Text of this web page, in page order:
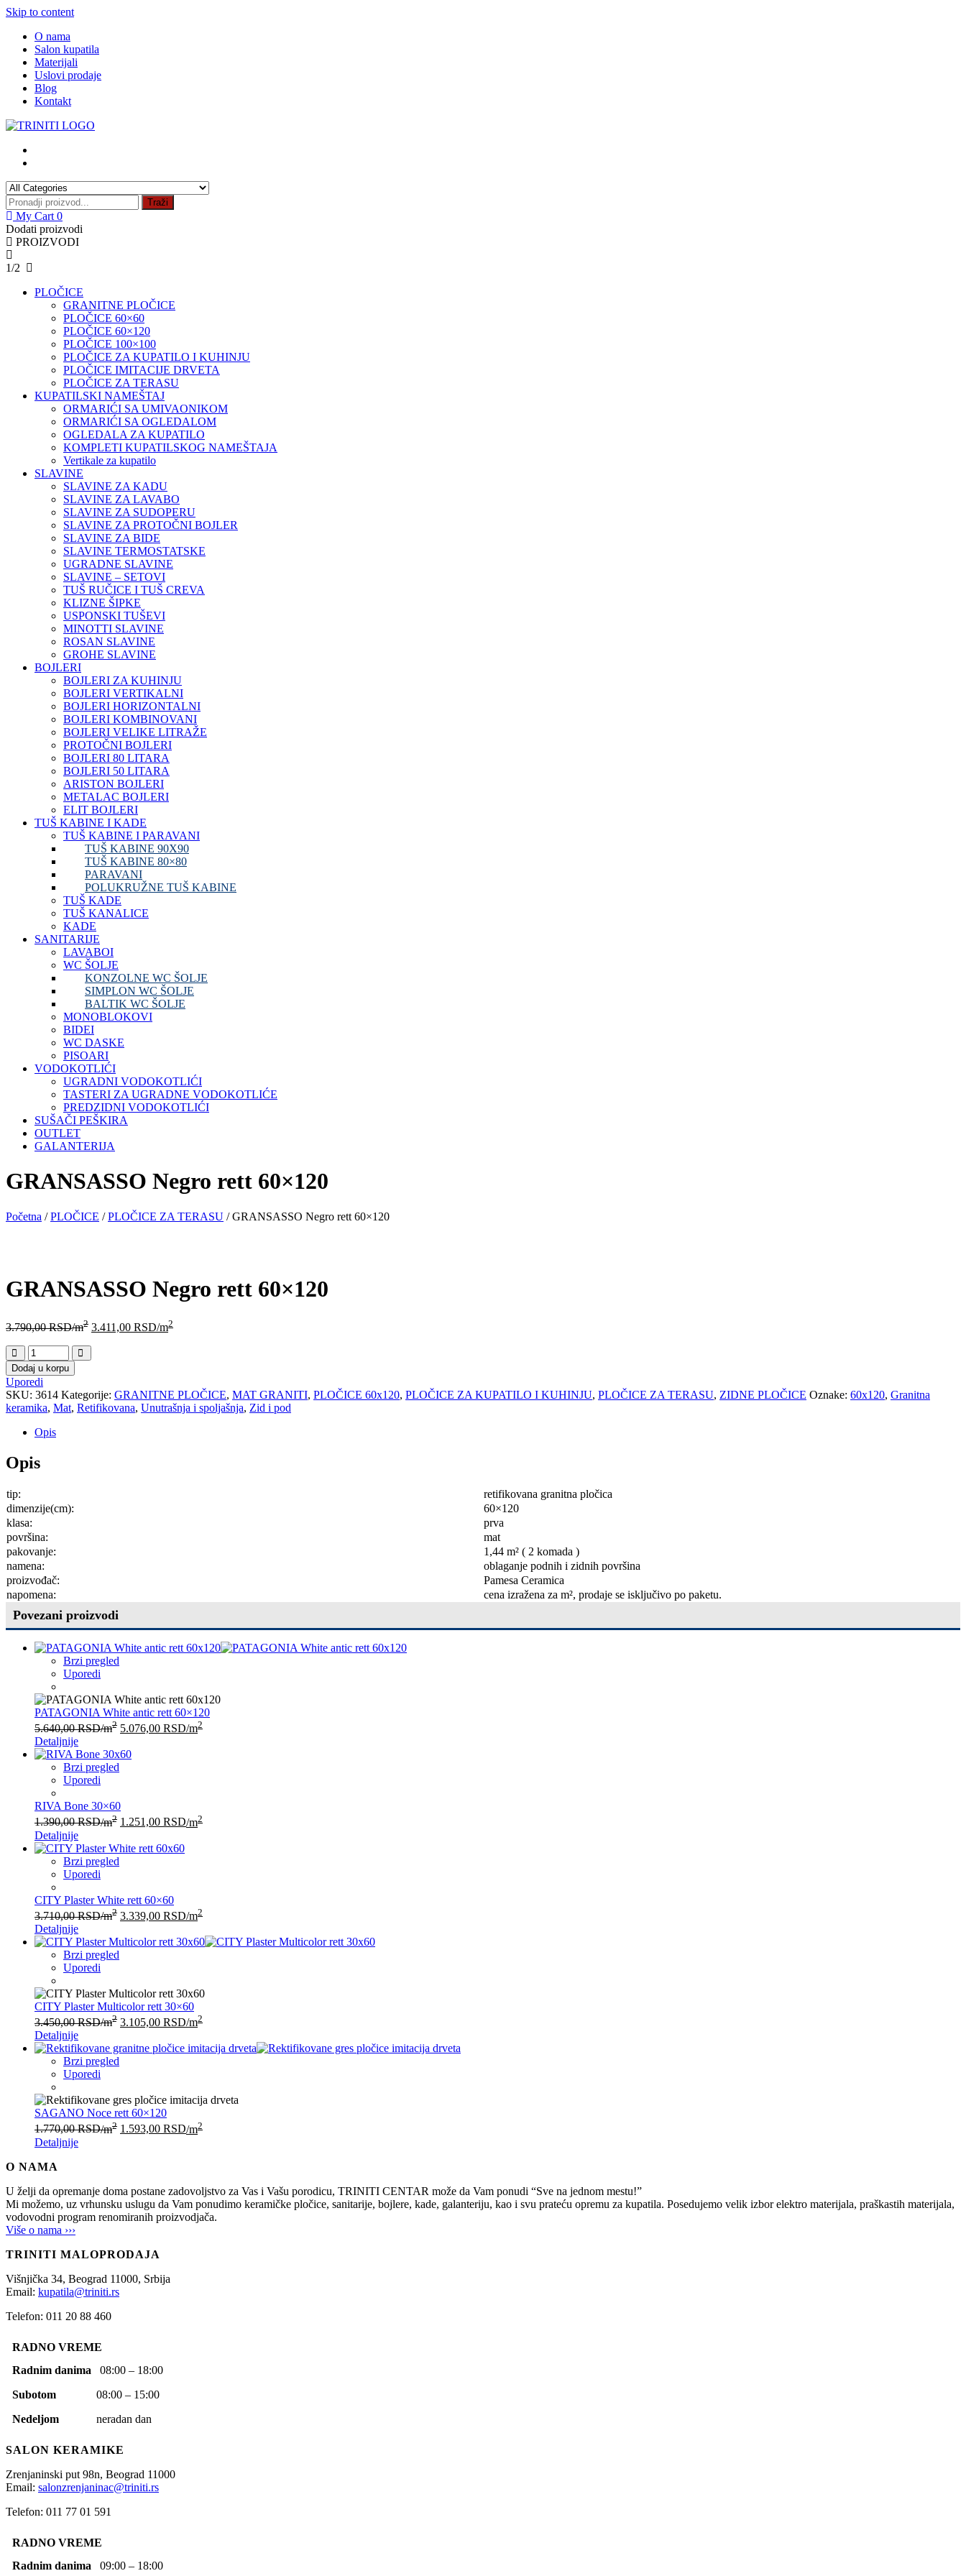
Skip to content
O nama
Salon kupatila
Materijali
Uslovi prodaje
Blog
Kontakt
Traži
My Cart 0
Dodati proizvodi
PROIZVODI
1/2
PLOČICE
GRANITNE PLOČICE
PLOČICE 60×60
PLOČICE 60×120
PLOČICE 100×100
PLOČICE ZA KUPATILO I KUHINJU
PLOČICE IMITACIJE DRVETA
PLOČICE ZA TERASU
KUPATILSKI NAMEŠTAJ
ORMARIĆI SA UMIVAONIKOM
ORMARIĆI SA OGLEDALOM
OGLEDALA ZA KUPATILO
KOMPLETI KUPATILSKOG NAMEŠTAJA
Vertikale za kupatilo
SLAVINE
SLAVINE ZA KADU
SLAVINE ZA LAVABO
SLAVINE ZA SUDOPERU
SLAVINE ZA PROTOČNI BOJLER
SLAVINE ZA BIDE
SLAVINE TERMOSTATSKE
UGRADNE SLAVINE
SLAVINE – SETOVI
TUŠ RUČICE I TUŠ CREVA
KLIZNE ŠIPKE
USPONSKI TUŠEVI
MINOTTI SLAVINE
ROSAN SLAVINE
GROHE SLAVINE
BOJLERI
BOJLERI ZA KUHINJU
BOJLERI VERTIKALNI
BOJLERI HORIZONTALNI
BOJLERI KOMBINOVANI
BOJLERI VELIKE LITRAŽE
PROTOČNI BOJLERI
BOJLERI 80 LITARA
BOJLERI 50 LITARA
ARISTON BOJLERI
METALAC BOJLERI
ELIT BOJLERI
TUŠ KABINE I KADE
TUŠ KABINE I PARAVANI
TUŠ KABINE 90X90
TUŠ KABINE 80×80
PARAVANI
POLUKRUŽNE TUŠ KABINE
TUŠ KADE
TUŠ KANALICE
KADE
SANITARIJE
LAVABOI
WC ŠOLJE
KONZOLNE WC ŠOLJE
SIMPLON WC ŠOLJE
BALTIK WC ŠOLJE
MONOBLOKOVI
BIDEI
WC DASKE
PISOARI
VODOKOTLIĆI
UGRADNI VODOKOTLIĆI
TASTERI ZA UGRADNE VODOKOTLIĆE
PREDZIDNI VODOKOTLIĆI
SUŠAČI PEŠKIRA
OUTLET
GALANTERIJA
GRANSASSO Negro rett 60×120
Početna /PLOČICE /PLOČICE ZA TERASU / GRANSASSO Negro rett 60×120
GRANSASSO Negro rett 60×120
3.790,00RSD/m2 3.411,00 RSD/m2
Dodaj u korpu
Uporedi
SKU: 3614 Kategorije: GRANITNE PLOČICE, MAT GRANITI, PLOČICE 60x120, PLOČICE ZA KUPATILO I KUHINJU, PLOČICE ZA TERASU, ZIDNE PLOČICE Oznake: 60x120, Granitna
keramika, Mat, Retifikovana, Unutrašnja i spoljašnja, Zid i pod
Opis
Opis
tip:
retifikovana granitna pločica
dimenzije(cm):
60×120
klasa:
prva
površina:
mat
pakovanje:
1,44 m² ( 2 komada )
namena:
oblaganje podnih i zidnih površina
proizvođač:
Pamesa Ceramica
napomena:
cena izražena za m², prodaje se isključivo po paketu.
Povezani proizvodi
Brzi pregled
Uporedi
PATAGONIA White antic rett 60×120
5.640,00RSD/m2 5.076,00 RSD/m2
Detaljnije
Brzi pregled
Uporedi
RIVA Bone 30×60
1.390,00RSD/m2 1.251,00 RSD/m2
Detaljnije
Brzi pregled
Uporedi
CITY Plaster White rett 60×60
3.710,00RSD/m2 3.339,00 RSD/m2
Detaljnije
Brzi pregled
Uporedi
CITY Plaster Multicolor rett 30×60
3.450,00RSD/m2 3.105,00 RSD/m2
Detaljnije
Brzi pregled
Uporedi
SAGANO Noce rett 60×120
1.770,00RSD/m2 1.593,00 RSD/m2
Detaljnije
O NAMA
U želji da opremanje doma postane zadovoljstvo za Vas i Vašu porodicu, TRINITI CENTAR može da Vam ponudi “Sve na jednom mestu!”
Mi možemo, uz vrhunsku uslugu da Vam ponudimo keramičke pločice, sanitarije, bojlere, kade, galanteriju, kao i svu prateću opremu za kupatila. Posedujemo velik izbor elektro materijala, praškastih materijala,
vodovodni program renomiranih proizvodjača.
Više o nama ›››
TRINITI MALOPRODAJA
Višnjička 34, Beograd 11000, Srbija
Email: kupatila@triniti.rs
Telefon: 011 20 88 460
RADNO VREME
Radnim danima 08:00 – 18:00
Subotom 08:00 – 15:00
Nedeljom neradan dan
SALON KERAMIKE
Zrenjaninski put 98n, Beograd 11000
Email: salonzrenjaninac@triniti.rs
Telefon: 011 77 01 591
RADNO VREME
Radnim danima 09:00 – 18:00